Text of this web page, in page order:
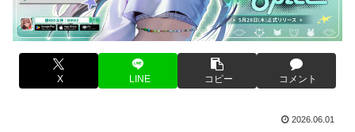
X LINE コピー コメント
2026.06.01